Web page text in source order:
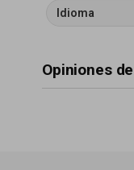
Idioma
Opiniones